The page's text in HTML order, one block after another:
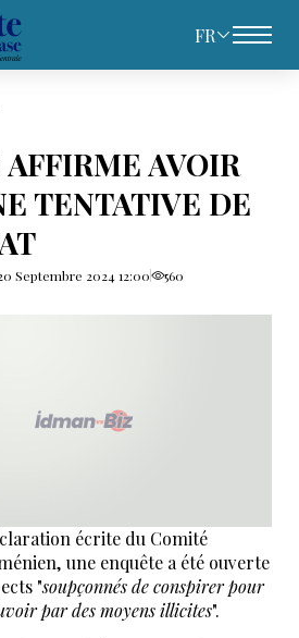
FR
AVOIR
TENTATIVE DE
Septembre 2024 12:00 560
écrite du Comité
une enquête a été ouverte
"soupçonnés de conspirer pour
par des moyens illicites".